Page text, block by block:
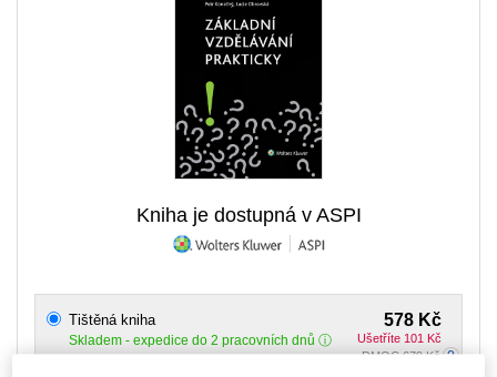
Kniha je dostupná v ASPI
578 Kč
Ušetříte 101 Kč
DMOC 679 Kč
Tištěná kniha
Skladem - expedice do 2 pracovních dnů